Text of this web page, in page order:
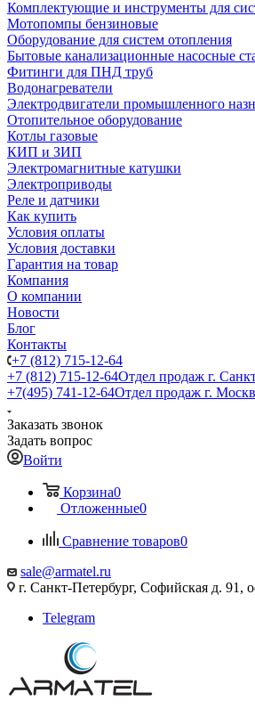
Комплектующие и инструменты для
Мотопомпы бензиновые
Оборудование для систем отопления
Бытовые канализационные насосные
Фитинги для ПНД труб
Водонагреватели
Электродвигатели промышленного
Отопительное оборудование
Котлы газовые
КИП и ЗИП
Электромагнитные катушки
Электроприводы
Реле и датчики
Как купить
Условия оплаты
Условия доставки
Гарантия на товар
Компания
О компании
Новости
Блог
Контакты
+7 (812) 715-12-64
+7 (812) 715-12-64Отдел продаж г.
+7(495) 741-12-64Отдел продаж г.
Заказать звонок
Задать вопрос
Войти
Корзина0
Отложенные0
Сравнение товаров0
sale@armatel.ru
г. Санкт-Петербург, Софийская д. 91,
Telegram